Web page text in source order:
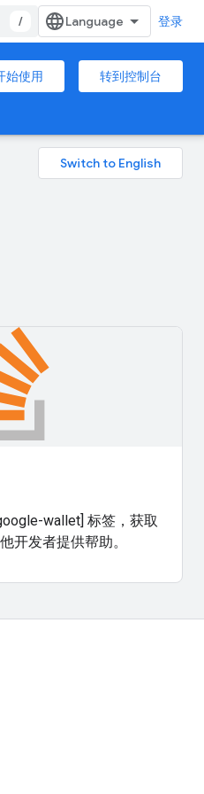
/ 登录
始使用
转到控制台
wallet] 标签，获取
开发者提供帮助。